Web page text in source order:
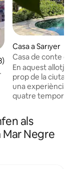
mitjana d'un
Casa a Sarıyer
Casa de conte de
En aquest
prop de la ciutat
una experiència
quatre
necessitats a
amb la seva
barbacoa amb la
gaudir de la
als
Negre